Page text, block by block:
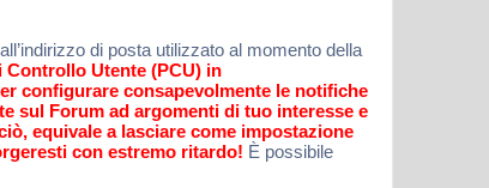
di posta utilizzato al momento della
Utente (PCU) in
configurare consapevolmente le notifiche
sul Forum ad argomenti di tuo interesse e
equivale a lasciare come impostazione
con estremo ritardo! È possibile